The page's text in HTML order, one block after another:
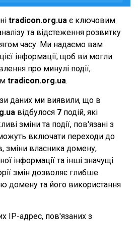
tradicon.org.ua є ключовим
та відстеження розвитку
часу. Ми надаємо вам
інформації, щоб ви могли
про минулі події,
tradicon.org.ua.
даних ми виявили, що в
відбулося 7 подій, які
зміни та події, пов'язані з
включати переходи до
зміни власника домену,
інформації та інші значущі
змін дозволяє глибше
домену та його використання
IP-адрес, пов'язаних з